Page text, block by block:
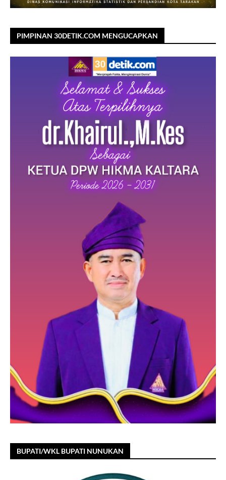
PIMPINAN 30DETIK.COM MENGUCAPKAN
BUPATI/WKL BUPATI NUNUKAN